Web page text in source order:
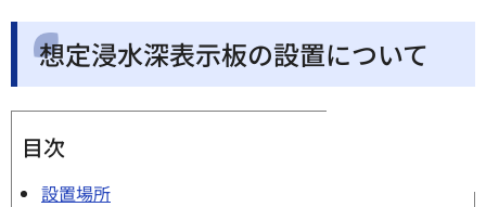
想定浸水深表示板の設置について
目次
設置場所